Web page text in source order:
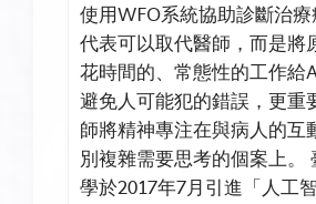
使用WFO系統協助診斷治
代表可以取代醫師，而是將
花時間的、常態性的工作給
避免人可能犯的錯誤，更重
師將精神專注在與病人的互
別複雜需要思考的個案上。
學於2017年7月引進「人工